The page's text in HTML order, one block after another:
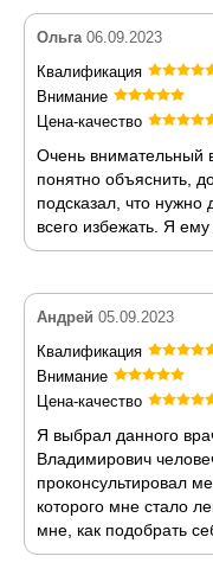
Ольга 06.09.2023
Квалификация
Внимание
Цена-качество
Очень внимательный
понятно объяснить,
подсказал, что нужно
всего избежать. Я ему
Андрей 05.09.2023
Квалификация
Внимание
Цена-качество
Я выбрал данного
Владимирович
проконсультировал
которого мне стало
мне, как подобрать